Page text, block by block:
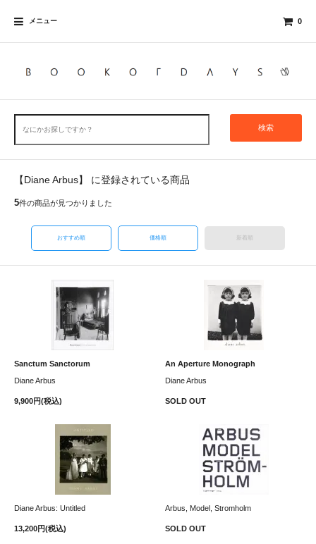
メニュー 0
検索
【Diane Arbus】 に登録されている商品
5件の商品が見つかりました
おすすめ順 価格順 新着順
Sanctum Sanctorum
Diane Arbus
9,900円(税込)
An Aperture Monograph
Diane Arbus
SOLD OUT
Diane Arbus: Untitled
13,200円(税込)
Arbus, Model, Stromholm
SOLD OUT